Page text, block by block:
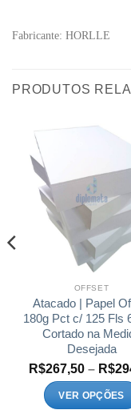
Fabricante: HORLLE
PRODUTOS
OFFSET
Atacado | Papel
180g Pct c/ 125 Fls
Cortado na
Desejada
R$267,50 – R$
VER OPÇÕES